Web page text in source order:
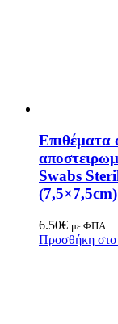
Επιθέματα
Swabs
6.50€ με ΦΠΑ
Προσθήκη στο